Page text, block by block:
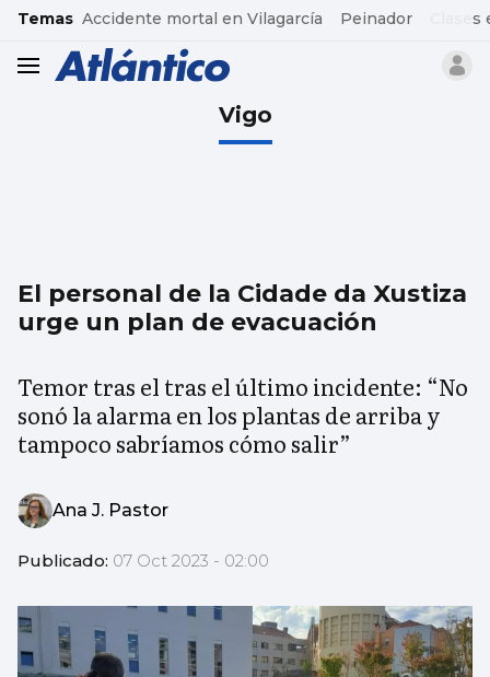
common.go-to-content
Temas Accidente mortal en Vilagarcía Peinador
header.menu.open
Vigo
El personal de la Cidade da Xustiza
urge un plan de evacuación
Temor tras el tras el último incidente: “No
sonó la alarma en los plantas de arriba y
tampoco sabríamos cómo salir”
Ana J. Pastor
Publicado: 07 Oct 2023 - 02:00